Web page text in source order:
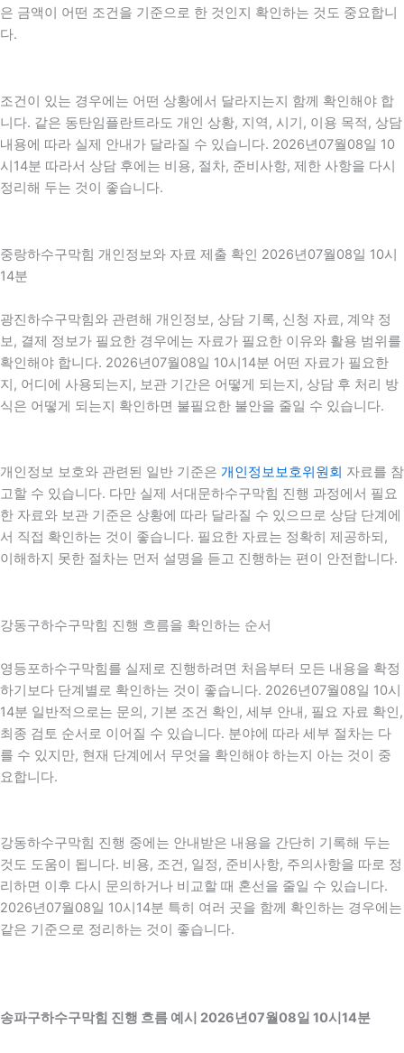
은 금액이 어떤 조건을 기준으로 한 것인지 확인하는 것도 중요합니
다.
조건이 있는 경우에는 어떤 상황에서 달라지는지 함께 확인해야 합
니다. 같은 동탄임플란트라도 개인 상황, 지역, 시기, 이용 목적, 상담
내용에 따라 실제 안내가 달라질 수 있습니다. 2026년07월08일 10
시14분 따라서 상담 후에는 비용, 절차, 준비사항, 제한 사항을 다시
정리해 두는 것이 좋습니다.
중랑하수구막힘 개인정보와 자료 제출 확인 2026년07월08일 10시
14분
광진하수구막힘와 관련해 개인정보, 상담 기록, 신청 자료, 계약 정
보, 결제 정보가 필요한 경우에는 자료가 필요한 이유와 활용 범위를
확인해야 합니다. 2026년07월08일 10시14분 어떤 자료가 필요한
지, 어디에 사용되는지, 보관 기간은 어떻게 되는지, 상담 후 처리 방
식은 어떻게 되는지 확인하면 불필요한 불안을 줄일 수 있습니다.
개인정보 보호와 관련된 일반 기준은 개인정보보호위원회 자료를 참
고할 수 있습니다. 다만 실제 서대문하수구막힘 진행 과정에서 필요
한 자료와 보관 기준은 상황에 따라 달라질 수 있으므로 상담 단계에
서 직접 확인하는 것이 좋습니다. 필요한 자료는 정확히 제공하되,
이해하지 못한 절차는 먼저 설명을 듣고 진행하는 편이 안전합니다.
강동구하수구막힘 진행 흐름을 확인하는 순서
영등포하수구막힘를 실제로 진행하려면 처음부터 모든 내용을 확정
하기보다 단계별로 확인하는 것이 좋습니다. 2026년07월08일 10시
14분 일반적으로는 문의, 기본 조건 확인, 세부 안내, 필요 자료 확인,
최종 검토 순서로 이어질 수 있습니다. 분야에 따라 세부 절차는 다
를 수 있지만, 현재 단계에서 무엇을 확인해야 하는지 아는 것이 중
요합니다.
강동하수구막힘 진행 중에는 안내받은 내용을 간단히 기록해 두는
것도 도움이 됩니다. 비용, 조건, 일정, 준비사항, 주의사항을 따로 정
리하면 이후 다시 문의하거나 비교할 때 혼선을 줄일 수 있습니다.
2026년07월08일 10시14분 특히 여러 곳을 함께 확인하는 경우에는
같은 기준으로 정리하는 것이 좋습니다.
송파구하수구막힘 진행 흐름 예시 2026년07월08일 10시14분